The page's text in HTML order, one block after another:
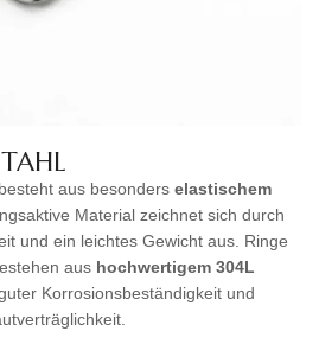
aus besonders elastischem
Material zeichnet sich durch
und ein leichtes Gewicht aus. Ringe
aus hochwertigem 304L
Korrosionsbeständigkeit und